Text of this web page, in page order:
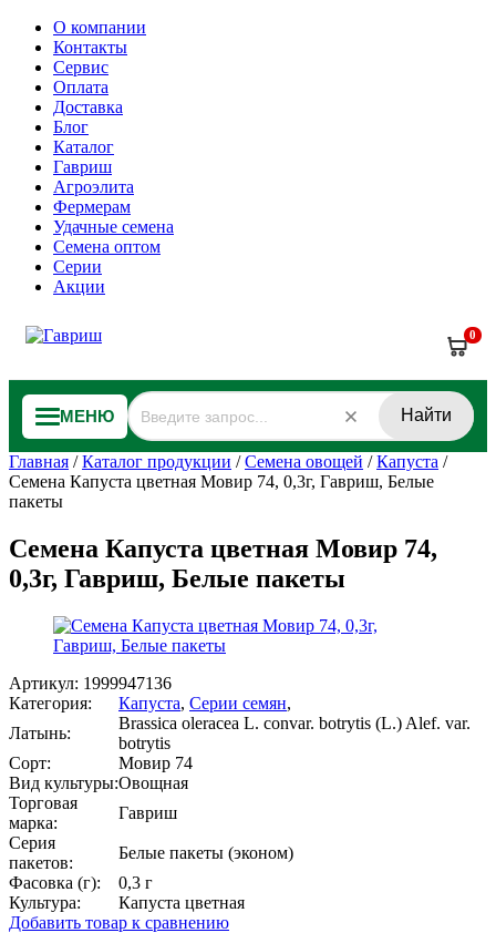
О компании
Контакты
Сервис
Оплата
Доставка
Блог
Каталог
Гавриш
Агроэлита
Фермерам
Удачные семена
Семена оптом
Серии
Акции
0
МЕНЮ Найти
Главная /Каталог продукции /Семена овощей /Капуста /
Семена Капуста цветная Мовир 74, 0,3г, Гавриш, Белые
пакеты
Семена Капуста цветная Мовир 74,
0,3г, Гавриш, Белые пакеты
Артикул: 1999947136
Категория:
Капуста, Серии семян,
Латынь:
Brassica oleracea L. convar. botrytis (L.) Alef. var.
botrytis
Сорт:
Мовир 74
Вид культуры:Овощная
Торговая
марка:
Гавриш
Серия
пакетов:
Белые пакеты (эконом)
Фасовка (г):
0,3 г
Культура:
Капуста цветная
Добавить товар к сравнению